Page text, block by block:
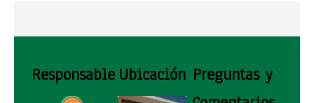
Responsable Ubicación Preguntas y